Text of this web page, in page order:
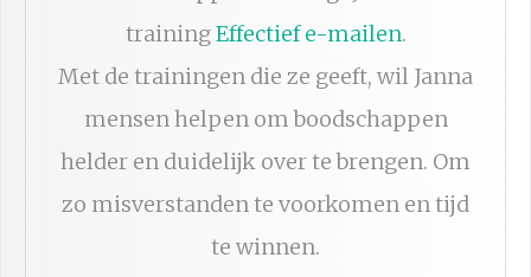
trainingEffectief e-mailen.
Met de trainingen die ze geeft, wil Janna
mensen helpen om boodschappen
helder en duidelijk over te brengen. Om
zo misverstanden te voorkomen en tijd
te winnen.